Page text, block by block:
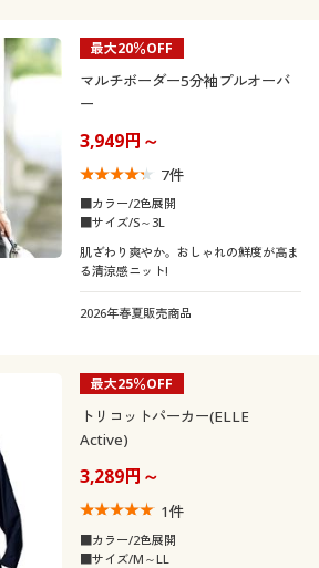
最大20％OFF
マルチボーダー5分袖プルオーバ
ー
3,949円～
7件
■カラー/2色展開
■サイズ/S～3L
肌ざわり爽やか。おしゃれの鮮度が高ま
る清涼感ニット!
2026年春夏販売商品
最大25％OFF
トリコットパーカー(ELLE
Active)
3,289円～
1件
■カラー/2色展開
■サイズ/M～LL